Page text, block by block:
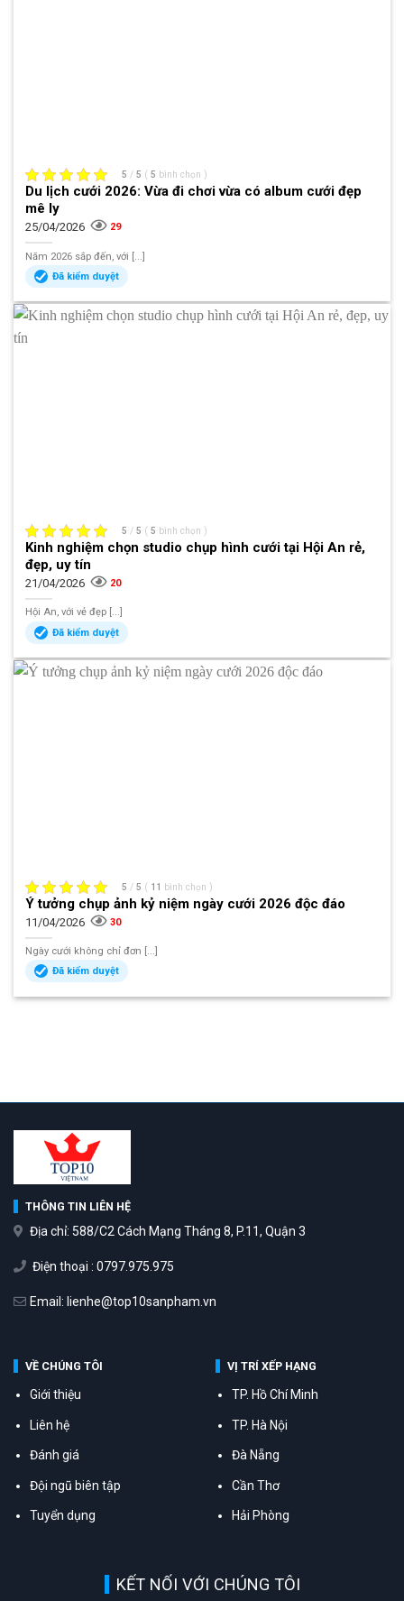
5 / 5 ( 5 bình chọn )
Du lịch cưới 2026: Vừa đi chơi vừa có album cưới đẹp
mê ly
25/04/2026 29
Năm 2026 sắp đến, với [...]
Đã kiểm duyệt
5 / 5 ( 5 bình chọn )
Kinh nghiệm chọn studio chụp hình cưới tại Hội An rẻ,
đẹp, uy tín
21/04/2026 20
Hội An, với vẻ đẹp [...]
Đã kiểm duyệt
5 / 5 ( 11 bình chọn )
Ý tưởng chụp ảnh kỷ niệm ngày cưới 2026 độc đáo
11/04/2026 30
Ngày cưới không chỉ đơn [...]
Đã kiểm duyệt
THÔNG TIN LIÊN HỆ
Địa chỉ: 588/C2 Cách Mạng Tháng 8, P.11, Quận 3
Điện thoại : 0797.975.975
Email: lienhe@top10sanpham.vn
VỀ CHÚNG TÔI
Giới thiệu
Liên hệ
Đánh giá
Đội ngũ biên tập
Tuyển dụng
VỊ TRÍ XẾP HẠNG
TP. Hồ Chí Minh
TP. Hà Nội
Đà Nẵng
Cần Thơ
Hải Phòng
KẾT NỐI VỚI CHÚNG TÔI